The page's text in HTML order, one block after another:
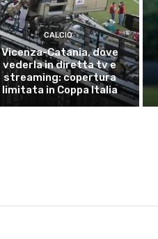
CALCIO
Vicenza-Catania, dove
vederla in diretta tv e
streaming: copertura
limitata in Coppa Italia